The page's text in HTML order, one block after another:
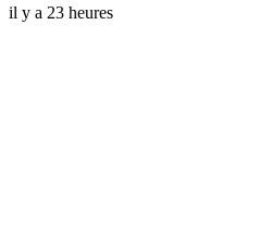
il y a 23 heures